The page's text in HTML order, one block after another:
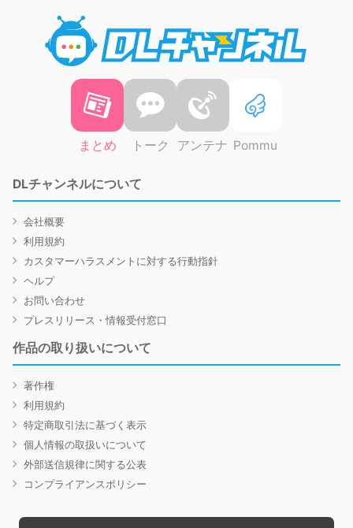
まとめ トーク アンテナ Pommu
DLチャンネルについて
会社概要
利用規約
カスタマーハラスメントに対する行動指針
ヘルプ
お問い合わせ
プレスリリース・情報受付窓口
作品の取り扱いについて
著作権
利用規約
特定商取引法に基づく表示
個人情報の取扱いについて
外部送信規律に関する公表
コンプライアンスポリシー